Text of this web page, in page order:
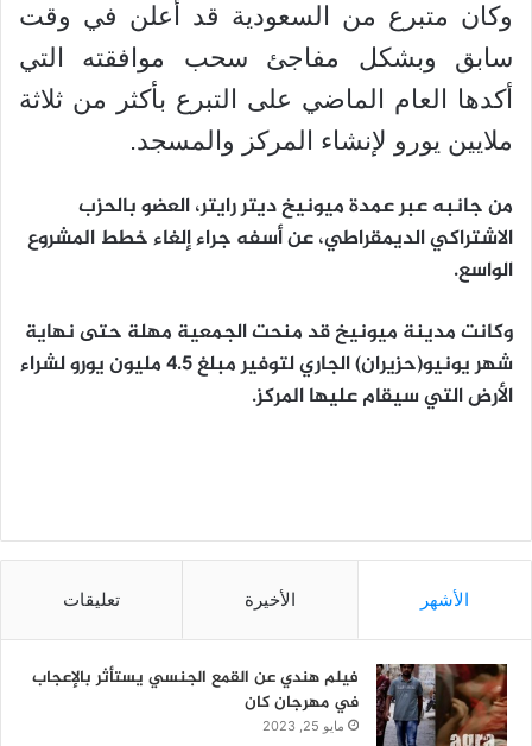
وكان متبرع من السعودية قد أعلن في وقت
سابق وبشكل مفاجئ سحب موافقته التي
أكدها العام الماضي على التبرع بأكثر من ثلاثة
ملايين يورو لإنشاء المركز والمسجد.
من جانبه عبر عمدة ميونيخ ديتر رايتر، العضو بالحزب
الاشتراكي الديمقراطي، عن أسفه جراء إلغاء خطط المشروع
الواسع.
وكانت مدينة ميونيخ قد منحت الجمعية مهلة حتى نهاية
شهر يونيو(حزيران) الجاري لتوفير مبلغ 4.5 مليون يورو لشراء
الأرض التي سيقام عليها المركز.
الأشهر الأخيرة تعليقات
فيلم هندي عن القمع الجنسي يستأثر بالإعجاب
في مهرجان كان
مايو 25, 2023